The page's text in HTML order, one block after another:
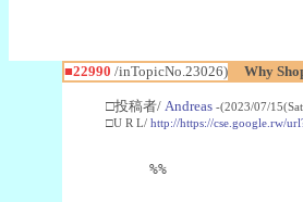
■22990 /inTopicNo.23026) Why
□投稿者/ Andreas -(2023/07/
□U R L/ http://https://cse.google.rw/
%%